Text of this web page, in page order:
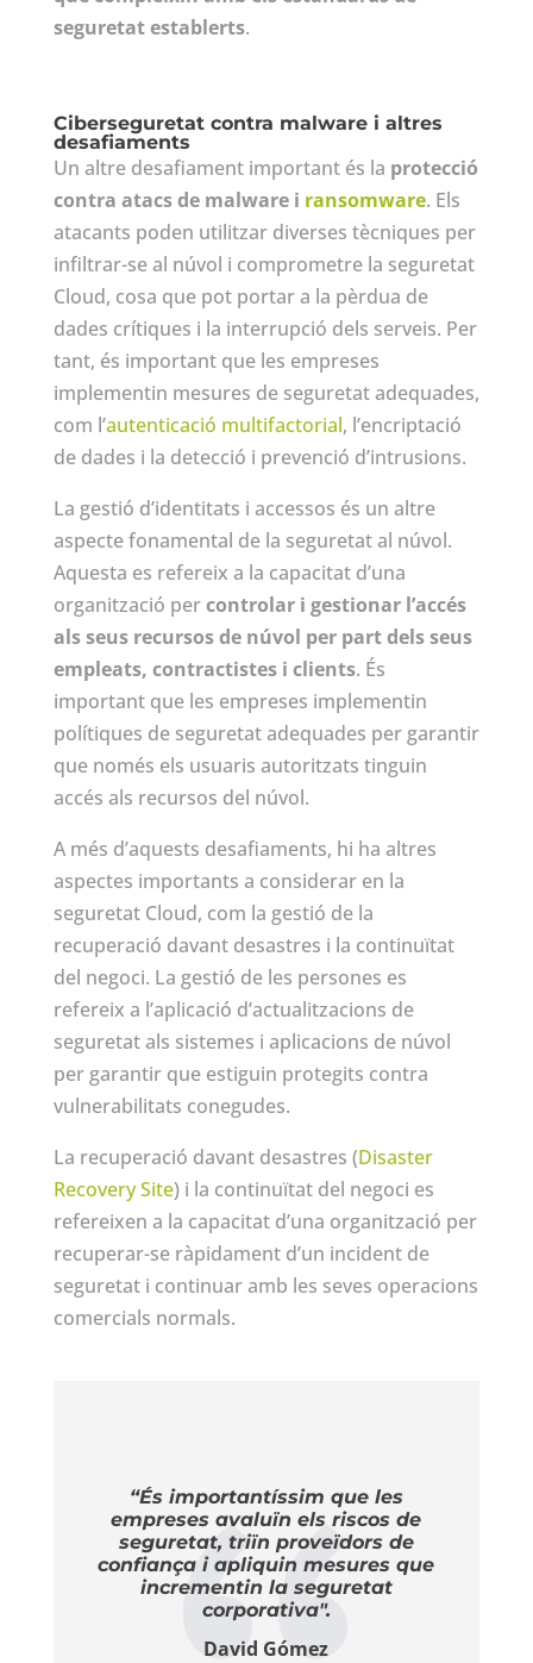
seguretat establerts.
Ciberseguretat contra malware i altres
desafiaments
Un altre desafiament important és la protecció
contra atacs de malware i ransomware. Els
atacants poden utilitzar diverses tècniques per
infiltrar-se al núvol i comprometre la seguretat
Cloud, cosa que pot portar a la pèrdua de
dades crítiques i la interrupció dels serveis. Per
tant, és important que les empreses
implementin mesures de seguretat adequades,
com l’autenticació multifactorial, l’encriptació
de dades i la detecció i prevenció d’intrusions.
La gestió d’identitats i accessos és un altre
aspecte fonamental de la seguretat al núvol.
Aquesta es refereix a la capacitat d’una
organització percontrolar i gestionar l’accés
als seus recursos de núvol per part dels seus
empleats, contractistes i clients. És
important que les empreses implementin
polítiques de seguretat adequades per garantir
que només els usuaris autoritzats tinguin
accés als recursos del núvol.
A més d’aquests desafiaments, hi ha altres
aspectes importants a considerar en la
seguretat Cloud, com la gestió de la
recuperació davant desastres i la continuïtat
del negoci. La gestió de les persones es
refereix a l’aplicació d’actualitzacions de
seguretat als sistemes i aplicacions de núvol
per garantir que estiguin protegits contra
vulnerabilitats conegudes.
La recuperació davant desastres (Disaster
Recovery Site) i la continuïtat del negoci es
refereixen a la capacitat d’una organització per
recuperar-se ràpidament d’un incident de
seguretat i continuar amb les seves operacions
comercials normals.
“És importantíssim que les
empreses avaluïn els riscos de
seguretat, triïn proveïdors de
confiança i apliquin mesures que
incrementin la seguretat
corporativa".
David Gómez